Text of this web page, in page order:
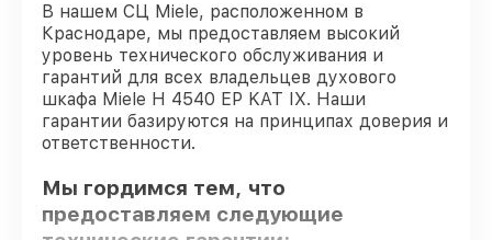
В нашем СЦ Miele, расположенном в
Краснодаре, мы предоставляем высокий
уровень технического обслуживания и
гарантий для всех владельцев духового
шкафа Miele H 4540 EP KAT IX. Наши
гарантии базируются на принципах доверия и
ответственности.
Мы гордимся тем, что
предоставляем следующие